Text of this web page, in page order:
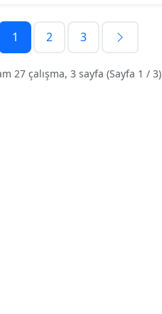
1 2 3
27 çalışma, 3 sayfa (Sayfa 1 / 3)